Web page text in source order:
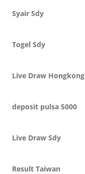
Syair Sdy
Togel Sdy
Live Draw Hongkong
deposit pulsa 5000
Live Draw Sdy
Result Taiwan